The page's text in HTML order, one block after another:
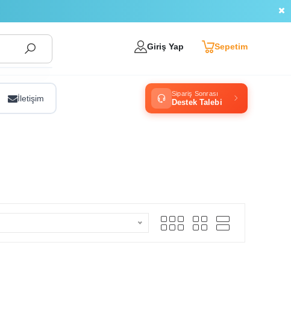
Giriş Yap Sepetim
İletişim Sipariş Sonrası
Destek Talebi